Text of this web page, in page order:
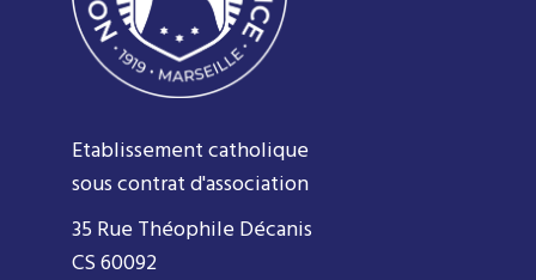
Etablissement catholique
sous contrat d'association
35 Rue Théophile Décanis
CS 60092